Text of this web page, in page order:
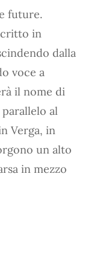
future.
in
dalla
voce a
il nome di
al
Verga, in
un alto
in mezzo